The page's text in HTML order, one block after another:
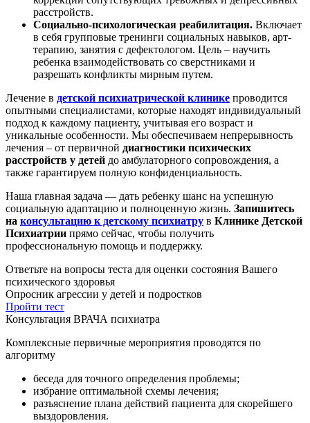
расстройств.
Социально-психологическая реабилитация. Включает
в себя групповые тренинги социальных навыков, арт-
терапию, занятия с дефектологом. Цель – научить
ребенка взаимодействовать со сверстниками и
разрешать конфликты мирным путем.
Лечение в детской психиатрической клинике проводится
опытными специалистами, которые находят индивидуальный
подход к каждому пациенту, учитывая его возраст и
уникальные особенности. Мы обеспечиваем непрерывность
лечения – от первичной диагностики психических
расстройств у детей до амбулаторного сопровождения, а
также гарантируем полную конфиденциальность.
Наша главная задача — дать ребенку шанс на успешную
социальную адаптацию и полноценную жизнь. Запишитесь
на консультацию к детскому психиатру в Клинике Детской
Психиатрии прямо сейчас, чтобы получить
профессиональную помощь и поддержку.
Ответьте на вопросы теста для оценки состояния Вашего
психического здоровья
Опросник агрессии у детей и подростков
Пройти тест
Консультация ВРАЧА психиатра
Комплексные первичные мероприятия проводятся по
алгоритму
беседа для точного определения проблемы;
избрание оптимальной схемы лечения;
разъяснение плана действий пациента для скорейшего
выздоровления.